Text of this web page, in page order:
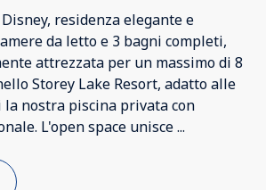
residenza elegante e
da letto e 3 bagni completi,
attrezzata per un massimo di 8
Storey Lake Resort, adatto alle
la nostra piscina privata con
L'open space unisce...